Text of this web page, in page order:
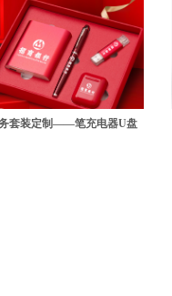
套装定制——笔充电器U盘